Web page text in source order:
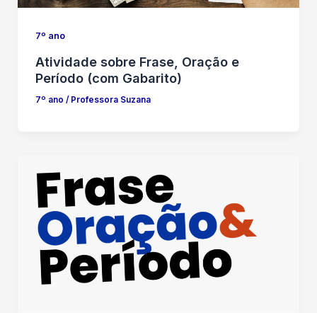
7º ano
Atividade sobre Frase, Oração e
Período (com Gabarito)
7º ano / Professora Suzana